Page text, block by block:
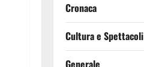
Cronaca
Cultura e Spettacoli
Generale